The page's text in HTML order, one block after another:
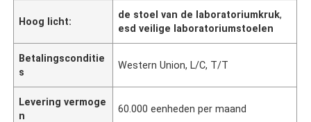
Hoog licht:
de stoel van de laboratoriumkruk,
esd veilige laboratoriumstoelen
Betalingsconditie
s
Western Union, L/C, T/T
Levering vermoge
n
60.000 eenheden per maand